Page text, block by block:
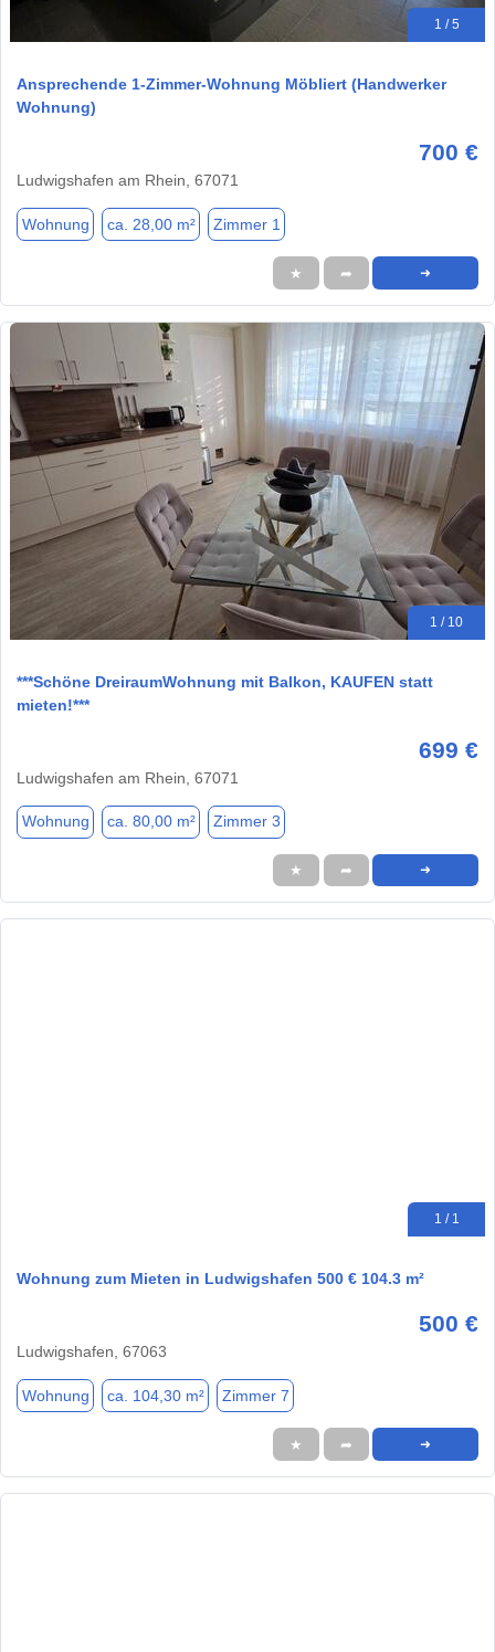
1 / 5
Ansprechende 1-Zimmer-Wohnung Möbliert (Handwerker
Wohnung)
700 €
Ludwigshafen am Rhein, 67071
Wohnung ca. 28,00 m² Zimmer 1
★ ➦ ➜
1 / 10
***Schöne DreiraumWohnung mit Balkon, KAUFEN statt
mieten!***
699 €
Ludwigshafen am Rhein, 67071
Wohnung ca. 80,00 m² Zimmer 3
★ ➦ ➜
1 / 1
Wohnung zum Mieten in Ludwigshafen 500 € 104.3 m²
500 €
Ludwigshafen, 67063
Wohnung ca. 104,30 m² Zimmer 7
★ ➦ ➜